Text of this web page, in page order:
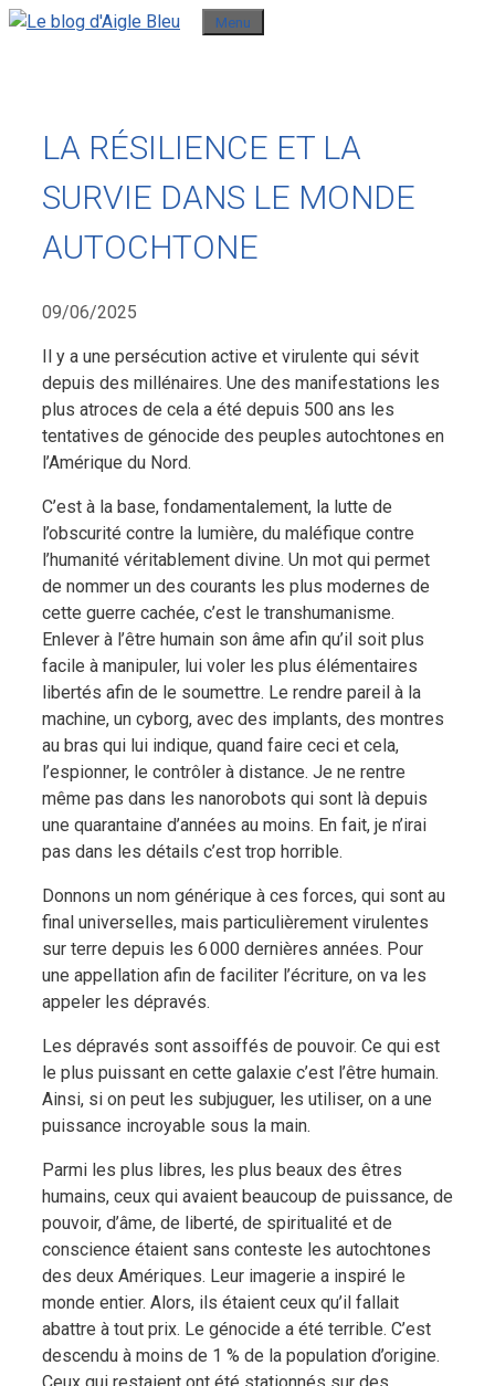
Aller
Menu
LA RÉSILIENCE ET LA
SURVIE DANS LE MONDE
AUTOCHTONE
09/06/2025
Il y a une persécution active et virulente qui sévit
depuis des millénaires. Une des manifestations les
plus atroces de cela a été depuis 500 ans les
tentatives de génocide des peuples autochtones en
l’Amérique du Nord.
C’est à la base, fondamentalement, la lutte de
l’obscurité contre la lumière, du maléfique contre
l’humanité véritablement divine. Un mot qui permet
de nommer un des courants les plus modernes de
cette guerre cachée, c’est le transhumanisme.
Enlever à l’être humain son âme afin qu’il soit plus
facile à manipuler, lui voler les plus élémentaires
libertés afin de le soumettre. Le rendre pareil à la
machine, un cyborg, avec des implants, des montres
au bras qui lui indique, quand faire ceci et cela,
l’espionner, le contrôler à distance. Je ne rentre
même pas dans les nanorobots qui sont là depuis
une quarantaine d’années au moins. En fait, je n’irai
pas dans les détails c’est trop horrible.
Donnons un nom générique à ces forces, qui sont au
final universelles, mais particulièrement virulentes
sur terre depuis les 6 000 dernières années. Pour
une appellation afin de faciliter l’écriture, on va les
appeler les dépravés.
Les dépravés sont assoiffés de pouvoir. Ce qui est
le plus puissant en cette galaxie c’est l’être humain.
Ainsi, si on peut les subjuguer, les utiliser, on a une
puissance incroyable sous la main.
Parmi les plus libres, les plus beaux des êtres
humains, ceux qui avaient beaucoup de puissance, de
pouvoir, d’âme, de liberté, de spiritualité et de
conscience étaient sans conteste les autochtones
des deux Amériques. Leur imagerie a inspiré le
monde entier. Alors, ils étaient ceux qu’il fallait
abattre à tout prix. Le génocide a été terrible. C’est
descendu à moins de 1 % de la population d’origine.